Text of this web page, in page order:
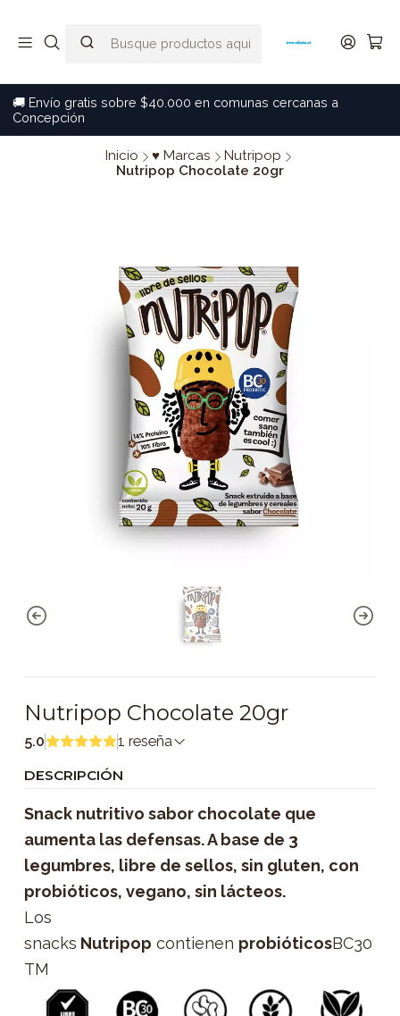
🚚 Envío gratis sobre $40.000 en comunas cercanas a
Concepción
Inicio ♥ Marcas
Nutripop
Nutripop Chocolate 20gr
Nutripop Chocolate 20gr
5.0 1 reseña
DESCRIPCIÓN
Snack nutritivo sabor chocolate que
aumenta las defensas. A base de 3
legumbres, libre de sellos, sin gluten, con
probióticos, vegano, sin lácteos.
Los
snacks Nutripop contienen probióticosBC30
TM